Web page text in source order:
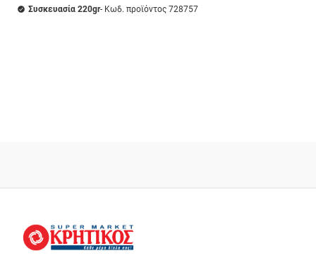
Συσκευασία 220gr- Κωδ. προϊόντος 728757